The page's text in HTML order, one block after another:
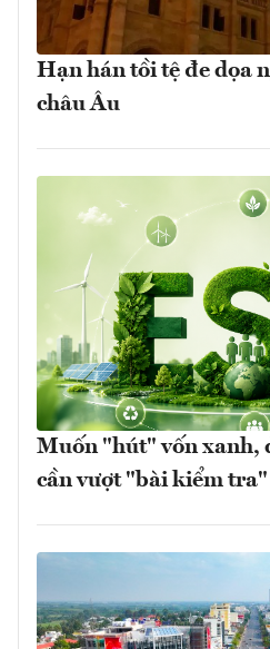
Hạn hán tồi tệ đe dọa
châu Âu
Muốn "hút" vốn xanh,
cần vượt "bài kiểm